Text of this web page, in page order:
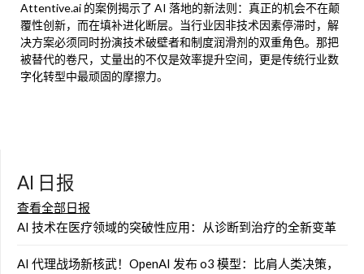
Attentive.ai 的案例揭示了 AI 落地的新法则：真正的机会不在颠
覆性创新，而在填补进化断层。当行业因非技术因素停滞时，解
决方案必须同时扮演技术破壁者和制度润滑剂的双重角色。那把
被替代的卷尺，丈量出的不仅是效率提升空间，更是传统行业数
字化转型中最顽固的摩擦力。
AI 日报
查看全部日报
AI 技术在医疗领域的突破性应用：从诊断到治疗的全新变革
AI 代理战场新核武！OpenAI 发布 o3 模型：比肩人类决策，